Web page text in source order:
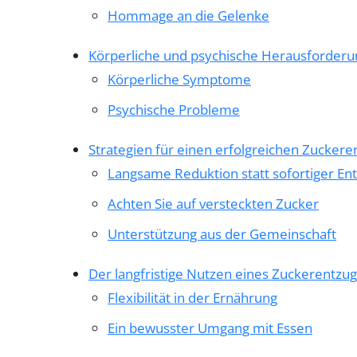
Hommage an die Gelenke
Körperliche und psychische
Körperliche Symptome
Psychische Probleme
Strategien für einen erfolgreichen
Langsame Reduktion statt sofortiger
Achten Sie auf versteckten Zucker
Unterstützung aus der Gemeinschaft
Der langfristige Nutzen eines
Flexibilität in der Ernährung
Ein bewusster Umgang mit Essen